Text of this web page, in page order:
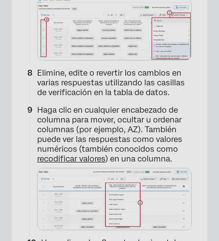
Elimine, edite o revertir los cambios en
varias respuestas utilizando las casillas
de verificación en la tabla de datos.
Haga clic en cualquier encabezado de
columna para mover, ocultar u ordenar
columnas (por ejemplo, AZ). También
puede ver las respuestas como valores
numéricos (también conocidos como
recodificar valores) en una columna.